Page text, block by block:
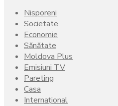
Nisporeni
Societate
Economie
Sănătate
Moldova Plus
Emisiuni TV
Pareting
Casa
Internațional